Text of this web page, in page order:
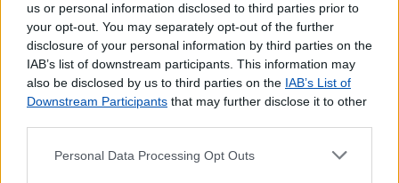
us or personal information disclosed to third parties prior to
your opt-out. You may separately opt-out of the further
disclosure of your personal information by third parties on the
IAB’s list of downstream participants. This information may
also be disclosed by us to third parties on the IAB’s List of
Downstream Participants that may further disclose it to other
Personal Data Processing Opt Outs
Bilhetes para Espetáculos
Brinquedos e Jogos
CDs e DVDs
Carregamento de Telemóveis
Cartão Jovem
Cartão de Portagens Toll card
Cartões para Telemóvel
Certificação de Fotocópias